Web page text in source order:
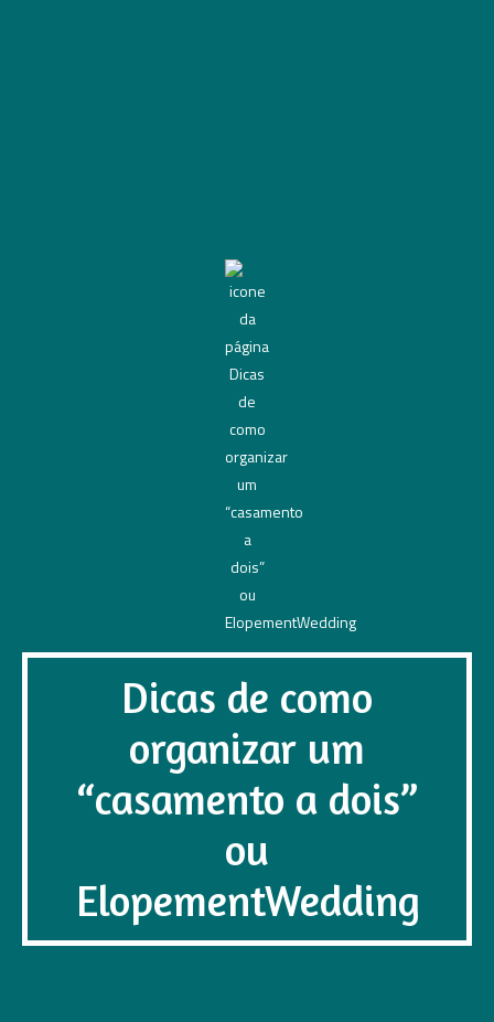
Dicas de como
organizar um
“casamento a dois”
ou
ElopementWedding